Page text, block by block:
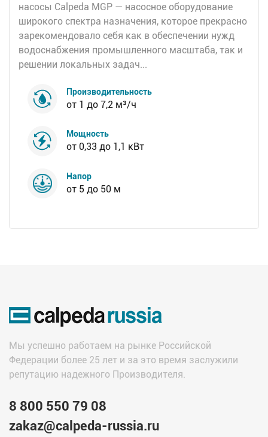
насосы Calpeda MGP — насосное оборудование
широкого спектра назначения, которое прекрасно
зарекомендовало себя как в обеспечении нужд
водоснабжения промышленного масштаба, так и
решении локальных задач...
Производительность
от 1 до 7,2 м³/ч
Мощность
от 0,33 до 1,1 кВт
Напор
от 5 до 50 м
Мы успешно работаем на рынке Российской
Федерации более 25 лет и за это время заслужили
репутацию надежного Производителя.
8 800 550 79 08
zakaz@calpeda-russia.ru